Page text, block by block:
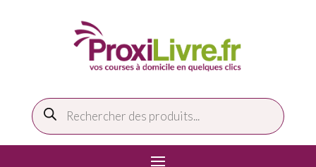
Recherche
de
produits